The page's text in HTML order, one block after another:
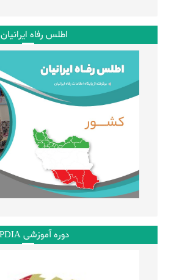
اطلس رفاه ایرانیان
دوره آموزشی PDIA